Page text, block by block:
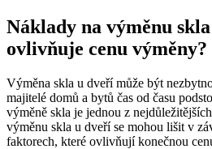
Náklady na výměnu
ovlivňuje cenu výměny?
Výměna skla⁤ u dveří může⁣ být
majitelé domů a bytů ⁣čas od‍ času
výměně skla je jednou ⁤z
výměnu skla ​u dveří se mohou lišit v
faktorech, které ovlivňují konečnou